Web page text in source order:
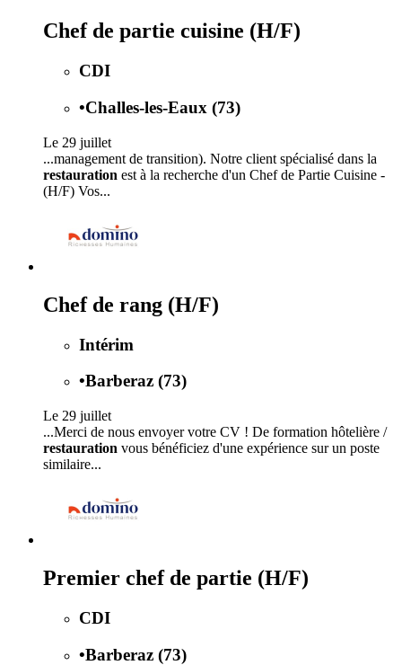
Chef de partie cuisine (H/F)
CDI
•Challes-les-Eaux (73)
Le 29 juillet
...management de transition). Notre client spécialisé dans la
restauration est à la recherche d'un Chef de Partie Cuisine -
(H/F) Vos...
Chef de rang (H/F)
Intérim
•Barberaz (73)
Le 29 juillet
...Merci de nous envoyer votre CV ! De formation hôtelière /
restauration vous bénéficiez d'une expérience sur un poste
similaire...
Premier chef de partie (H/F)
CDI
•Barberaz (73)